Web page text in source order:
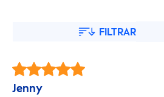
FILTRAR
Jenny